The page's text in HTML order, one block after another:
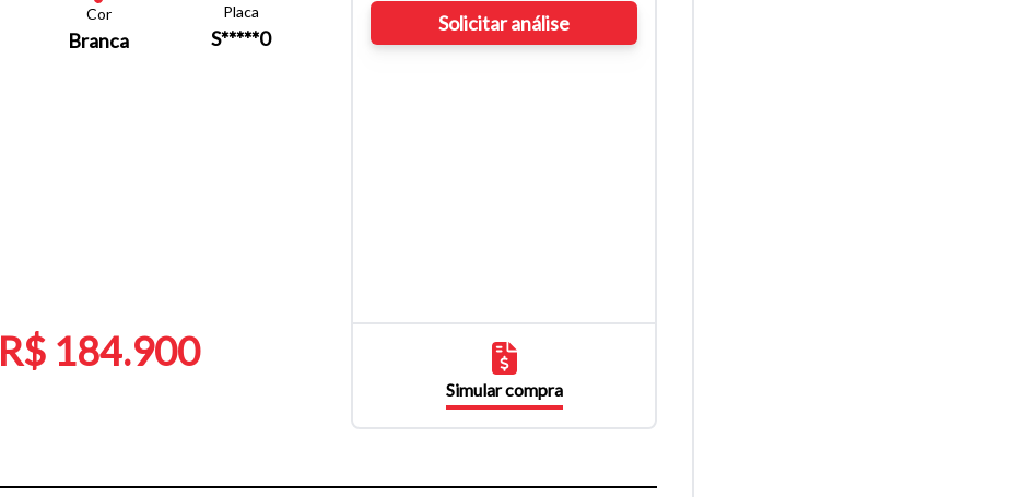
Cor
Branca
Placa
S*****0
R$ 184.900
Simular compra